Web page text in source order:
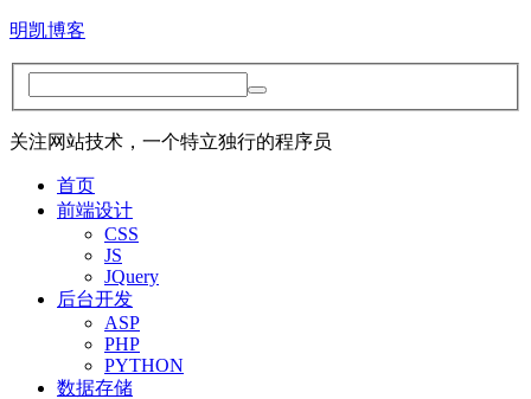
明凯博客
关注网站技术，一个特立独行的程序员
首页
前端设计
CSS
JS
JQuery
后台开发
ASP
PHP
PYTHON
数据存储